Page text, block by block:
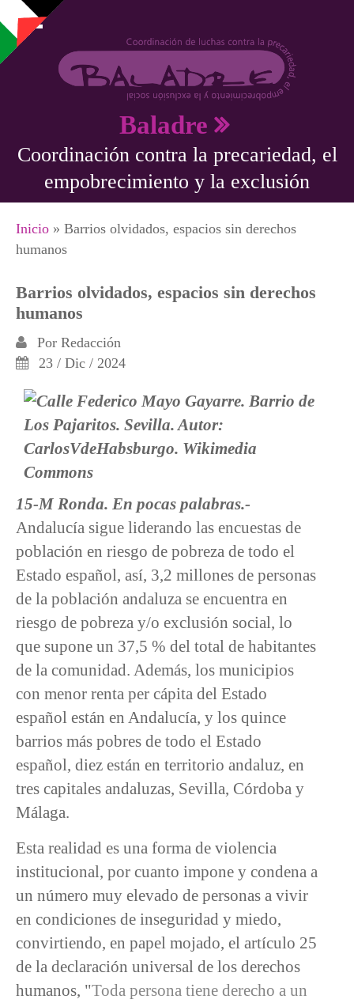
Pasar al contenido principal
Baladre
Coordinación contra la precariedad, el
empobrecimiento y la exclusión
Se encuentra usted aquí
Inicio » Barrios olvidados, espacios sin derechos
humanos
Barrios olvidados, espacios sin derechos
humanos
Por Redacción
23 / Dic / 2024
15-M Ronda. En pocas palabras.-
Andalucía sigue liderando las encuestas de
población en riesgo de pobreza de todo el
Estado español, así, 3,2 millones de personas
de la población andaluza se encuentra en
riesgo de pobreza y/o exclusión social, lo
que supone un 37,5 % del total de habitantes
de la comunidad. Además, los municipios
con menor renta per cápita del Estado
español están en Andalucía, y los quince
barrios más pobres de todo el Estado
español, diez están en territorio andaluz, en
tres capitales andaluzas, Sevilla, Córdoba y
Málaga.
Esta realidad es una forma de violencia
institucional, por cuanto impone y condena a
un número muy elevado de personas a vivir
en condiciones de inseguridad y miedo,
convirtiendo, en papel mojado, el artículo 25
de la declaración universal de los derechos
humanos, "Toda persona tiene derecho a un